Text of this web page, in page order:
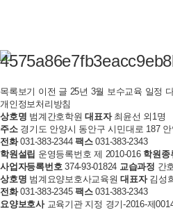
목록보기 이전 글 25년 3월 보수교육 일정
개인정보처리방침
상호명 범계간호학원 대표자최윤선 외1명
주소경기도 안양시 동안구 시민대로 187
전화031-383-2344 팩스031-383-2343
학원설립 운영등록번호 제 2010-016 학원종
사업자등록번호 374-93-01824 교습과정 간
상호명 범계요양보호사교육원 대표자김성
전화031-383-2345 팩스031-383-2343
요양보호사교육기관 지정 경기-2016-제